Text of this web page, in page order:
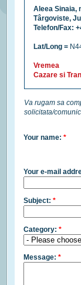
Aleea Sinaia,
Târgoviste,
Telefon/Fax:
Lat/Long =
Vremea
Cazare si
Va rugam sa
solicitata/
Your name: *
Your e-mail
Subject: *
Category: *
Message: *